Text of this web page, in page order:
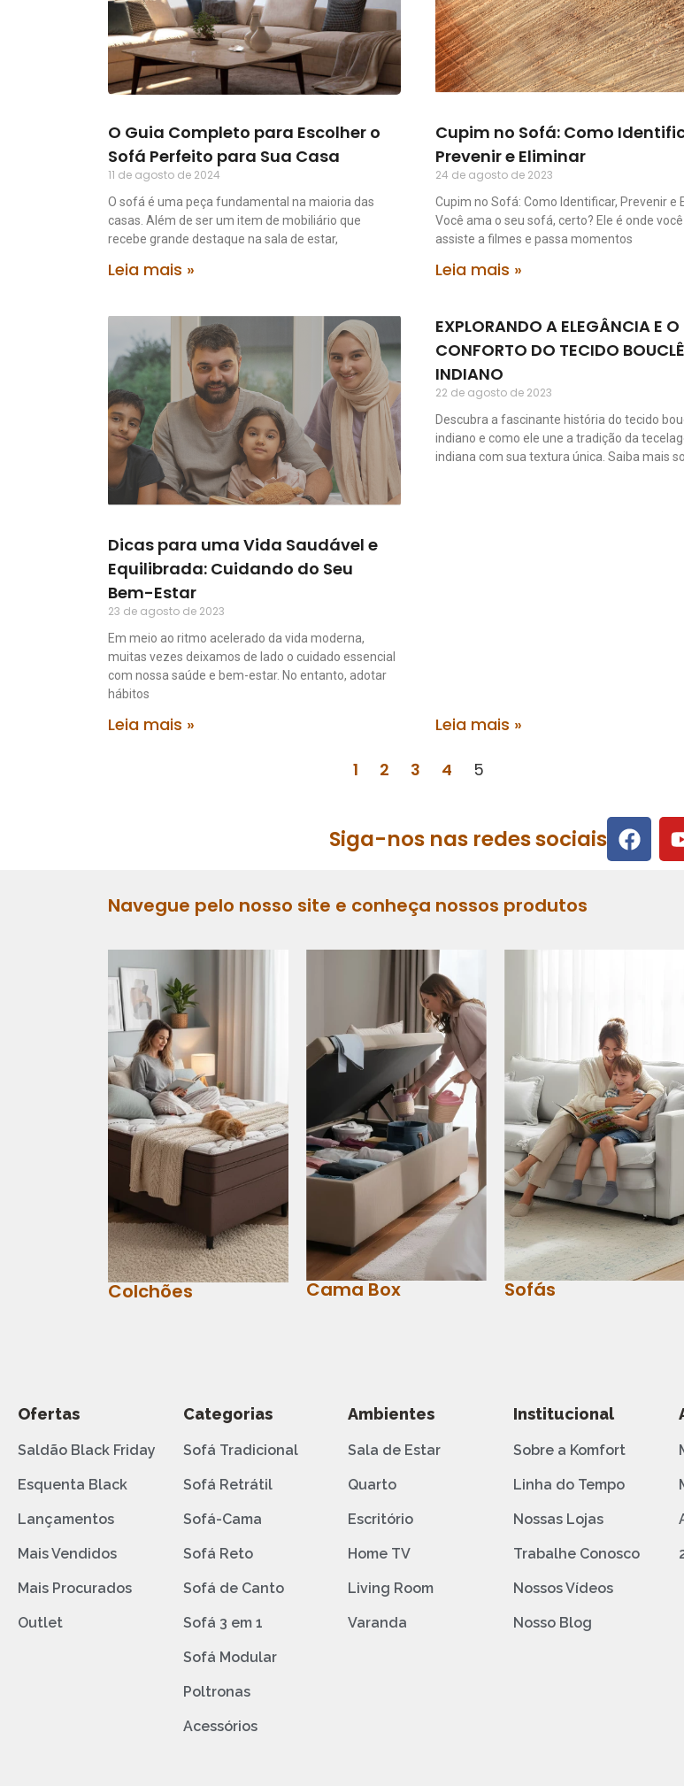
O Guia Completo para Escolher o
Sofá Perfeito para Sua Casa
11 de agosto de 2024
O sofá é uma peça fundamental na maioria das
casas. Além de ser um item de mobiliário que
recebe grande destaque na sala de estar,
Leia mais »
Cupim no Sofá: Como
Prevenir e Eliminar
24 de agosto de 2023
Cupim no Sofá: Como Identificar, Prevenir e
Você ama o seu sofá, certo? Ele é onde
assiste a filmes e passa momentos
Leia mais »
Dicas para uma Vida Saudável e
Equilibrada: Cuidando do Seu
Bem-Estar
23 de agosto de 2023
Em meio ao ritmo acelerado da vida moderna,
muitas vezes deixamos de lado o cuidado essencial
com nossa saúde e bem-estar. No entanto, adotar
hábitos
Leia mais »
EXPLORANDO A ELEGÂNCIA E O
CONFORTO DO TECIDO BOUCLÊ
INDIANO
22 de agosto de 2023
Descubra a fascinante história do tecido
indiano e como ele une a tradição da
indiana com sua textura única. Saiba mais
Leia mais »
1 2 3 4 5
Siga-nos nas redes sociais
Navegue pelo nosso site e conheça nossos produtos
Colchões Cama Box Sofás
Ofertas
Saldão Black Friday
Esquenta Black
Lançamentos
Mais Vendidos
Mais Procurados
Outlet
Categorias
Sofá Tradicional
Sofá Retrátil
Sofá-Cama
Sofá Reto
Sofá de Canto
Sofá 3 em 1
Sofá Modular
Poltronas
Acessórios
Ambientes
Sala de Estar
Quarto
Escritório
Home TV
Living Room
Varanda
Institucional
Sobre a Komfort
Linha do Tempo
Nossas Lojas
Trabalhe Conosco
Nossos Vídeos
Nosso Blog